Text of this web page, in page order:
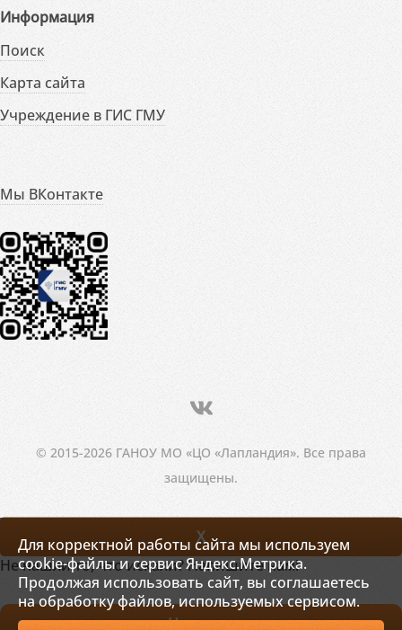
Информация
Поиск
Карта сайта
Учреждение в ГИС ГМУ
Мы ВКонтакте
© 2015-2026 ГАНОУ МО «ЦО «Лапландия». Все права
защищены.
Для корректной работы сайта мы используем
cookie-файлы и сервис Яндекс.Метрика.
Продолжая использовать сайт, вы соглашаетесь
на обработку файлов, используемых сервисом.
X
Не нашли то, что искали? Напишите нам!
Написать